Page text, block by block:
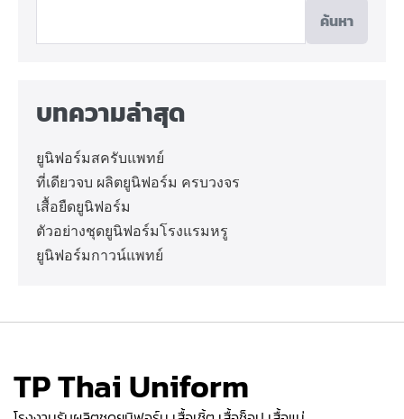
ค้นหา
บทความล่าสุด
ยูนิฟอร์มสครับแพทย์
ที่เดียวจบ ผลิตยูนิฟอร์ม ครบวงจร
เสื้อยืดยูนิฟอร์ม
ตัวอย่างชุดยูนิฟอร์มโรงแรมหรู
ยูนิฟอร์มกาวน์แพทย์
TP Thai Uniform